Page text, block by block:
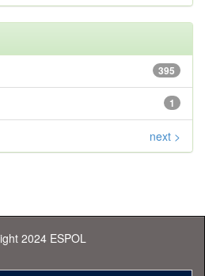
395
1
next >
2024 ESPOL